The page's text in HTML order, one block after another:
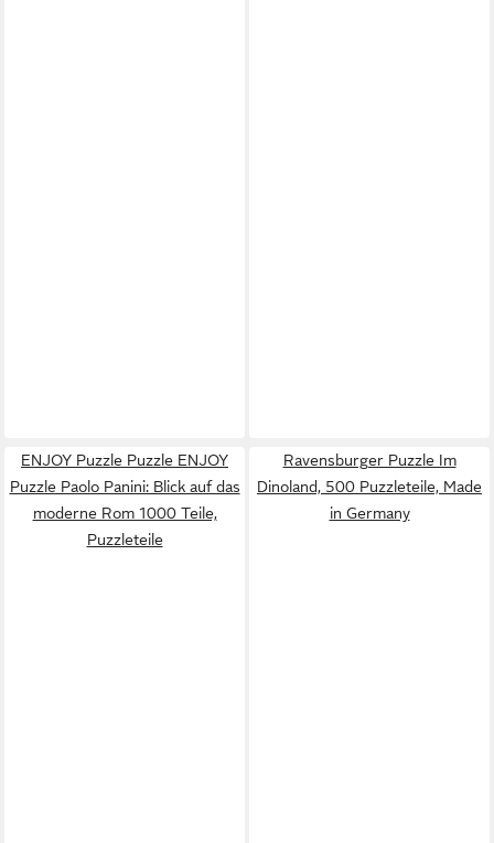
ENJOY Puzzle Puzzle ENJOY
Puzzle Paolo Panini: Blick auf das
moderne Rom 1000 Teile,
Puzzleteile
Ravensburger Puzzle Im
Dinoland, 500 Puzzleteile, Made
in Germany